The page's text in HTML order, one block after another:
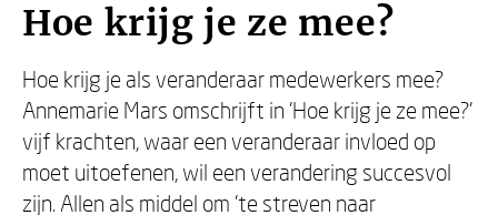
Hoe krijg je ze mee?
Hoe krijg je als veranderaar medewerkers mee?
Annemarie Mars omschrijft in 'Hoe krijg je ze mee?'
vijf krachten, waar een veranderaar invloed op
moet uitoefenen, wil een verandering succesvol
zijn. Allen als middel om 'te streven naar